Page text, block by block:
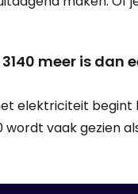
technische
om een
tips blijf je ook
en productief aan
meer is dan
elektriciteit begint
wordt vaak gezien